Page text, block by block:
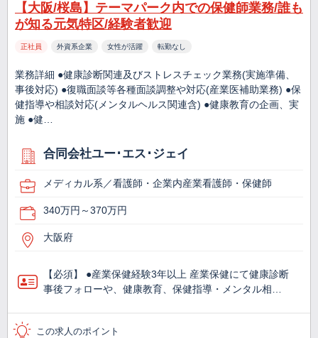
【大阪/桜島】テーマパーク内での保健師業務/誰も
が知る元気特区/経験者歓迎
正社員 外資系企業 女性が活躍 転勤なし
業務詳細 ●健康診断関連及びストレスチェック業務(実施準備、
事後対応) ●復職面談等各種面談調整や対応(産業医補助業務) ●保
健指導や相談対応(メンタルヘルス関連含) ●健康教育の企画、実
施 ●健…
合同会社ユー･エス･ジェイ
メディカル系／看護師・企業内産業看護師・保健師
340万円～370万円
大阪府
【必須】 ●産業保健経験3年以上 産業保健にて健康診断
事後フォローや、健康教育、保健指導・メンタル相…
この求人のポイント